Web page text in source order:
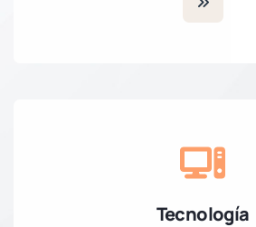
Tecnología